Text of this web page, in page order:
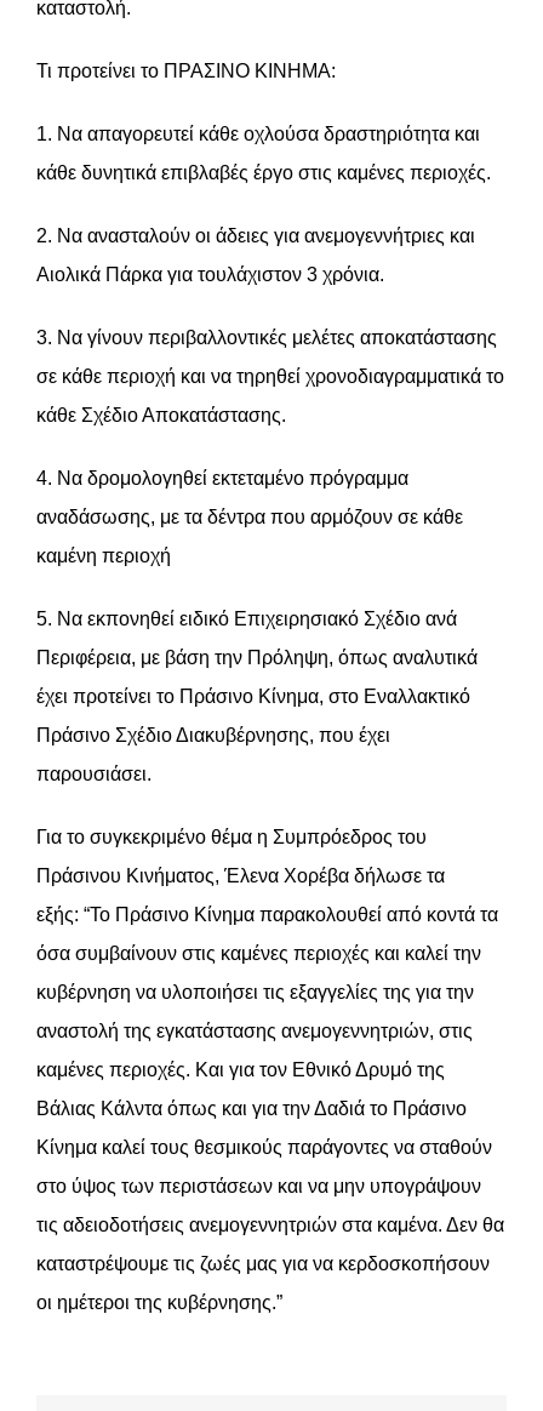
καταστολή.
Τι προτείνει το ΠΡΑΣΙΝΟ ΚΙΝΗΜΑ:
1. Να απαγορευτεί κάθε οχλούσα δραστηριότητα και
κάθε δυνητικά επιβλαβές έργο στις καμένες περιοχές.
2. Να ανασταλούν οι άδειες για ανεμογεννήτριες και
Αιολικά Πάρκα για τουλάχιστον 3 χρόνια.
3. Να γίνουν περιβαλλοντικές μελέτες αποκατάστασης
σε κάθε περιοχή και να τηρηθεί χρονοδιαγραμματικά το
κάθε Σχέδιο Αποκατάστασης.
4. Να δρομολογηθεί εκτεταμένο πρόγραμμα
αναδάσωσης, με τα δέντρα που αρμόζουν σε κάθε
καμένη περιοχή
5. Να εκπονηθεί ειδικό Επιχειρησιακό Σχέδιο ανά
Περιφέρεια, με βάση την Πρόληψη, όπως αναλυτικά
έχει προτείνει το Πράσινο Κίνημα, στο Εναλλακτικό
Πράσινο Σχέδιο Διακυβέρνησης, που έχει
παρουσιάσει.
Για το συγκεκριμένο θέμα η Συμπρόεδρος του
Πράσινου Κινήματος, Έλενα Χορέβα δήλωσε τα
εξής: “Το Πράσινο Κίνημα παρακολουθεί από κοντά τα
όσα συμβαίνουν στις καμένες περιοχές και καλεί την
κυβέρνηση να υλοποιήσει τις εξαγγελίες της για την
αναστολή της εγκατάστασης ανεμογεννητριών, στις
καμένες περιοχές. Και για τον Εθνικό Δρυμό της
Βάλιας Κάλντα όπως και για την Δαδιά το Πράσινο
Κίνημα καλεί τους θεσμικούς παράγοντες να σταθούν
στο ύψος των περιστάσεων και να μην υπογράψουν
τις αδειοδοτήσεις ανεμογεννητριών στα καμένα. Δεν θα
καταστρέψουμε τις ζωές μας για να κερδοσκοπήσουν
οι ημέτεροι της κυβέρνησης.”